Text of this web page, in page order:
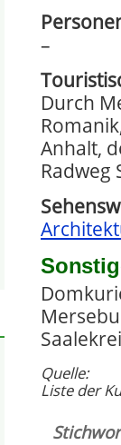
–
Durch
Anhalt,
Radweg
Quelle:
Liste der